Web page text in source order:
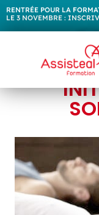
RENTRÉE POUR LA
LE 3 NOVEMBRE : INSCRIV